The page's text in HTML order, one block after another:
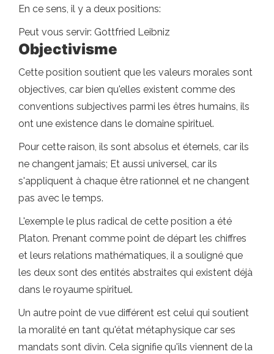
En ce sens, il y a deux positions:
Peut vous servir: Gottfried Leibniz
Objectivisme
Cette position soutient que les valeurs morales sont
objectives, car bien qu'elles existent comme des
conventions subjectives parmi les êtres humains, ils
ont une existence dans le domaine spirituel.
Pour cette raison, ils sont absolus et éternels, car ils
ne changent jamais; Et aussi universel, car ils
s'appliquent à chaque être rationnel et ne changent
pas avec le temps.
L'exemple le plus radical de cette position a été
Platon. Prenant comme point de départ les chiffres
et leurs relations mathématiques, il a souligné que
les deux sont des entités abstraites qui existent déjà
dans le royaume spirituel.
Un autre point de vue différent est celui qui soutient
la moralité en tant qu'état métaphysique car ses
mandats sont divin. Cela signifie qu'ils viennent de la